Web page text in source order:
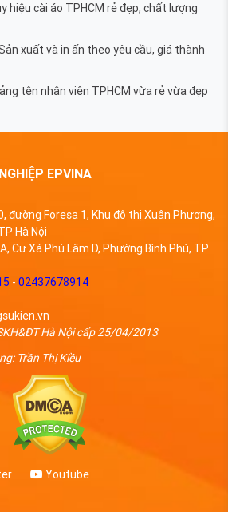
hiệu cài áo TPHCM rẻ đẹp, chất lượng
tên nhân viên TPHCM vừa rẻ vừa đẹp
EPVINA
đường Foresa 1, Khu đô thị Xuân Phương,
Hà Nội
Cư Xá Phú Lâm D, Phường Bình Phú, TP
- 02437678914
Hà Nội cấp 25/04/2013
Trần Thị Kiều
Youtube